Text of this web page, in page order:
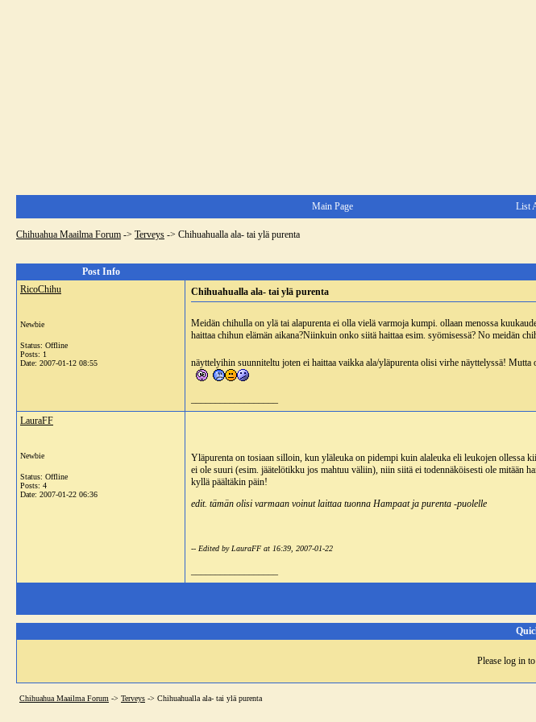
Main Page List
Chihuahua Maailma Forum -> Terveys -> Chihuahualla ala- tai ylä purenta
Post Info
RicoChihu
Newbie
Status: Offline
Posts: 1
Date: 2007-01-12 08:55
Chihuahualla ala- tai ylä purenta
Meidän chihulla on ylä tai alapurenta ei olla vielä varmoja kumpi. ollaan menossa
haittaa chihun elämän aikana?Niinkuin onko siitä haittaa esim. syömisessä? No meidän
näyttelyihin suunniteltu joten ei haittaa vaikka ala/yläpurenta olisi virhe näyttelyssä! Mutta
LauraFF
Newbie
Status: Offline
Posts: 4
Date: 2007-01-22 06:36
Yläpurenta on tosiaan silloin, kun yläleuka on pidempi kuin alaleuka eli leukojen ollessa
ei ole suuri (esim. jäätelötikku jos mahtuu väliin), niin siitä ei todennäköisesti ole mitään
kyllä päältäkin päin!
edit. tämän olisi varmaan voinut laittaa tuonna Hampaat ja purenta -puolelle
-- Edited by LauraFF at 16:39, 2007-01-22
Please log in
Chihuahua Maailma Forum -> Terveys -> Chihuahualla ala- tai ylä purenta